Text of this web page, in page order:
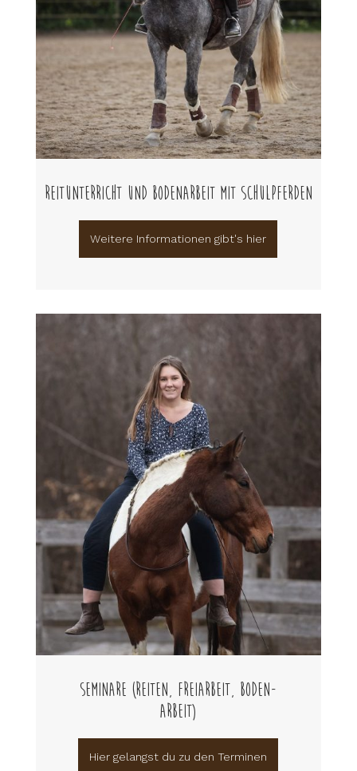
Reitunterricht und Bodenarbeit mit Schulpferden
Weitere Informationen gibt's hier
Seminare (Reiten, Freiarbeit, Boden-
arbeit)
Hier gelangst du zu den Terminen